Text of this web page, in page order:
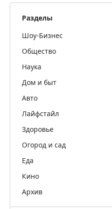
Разделы
Шоу-Бизнес
Общество
Наука
Дом и быт
Авто
Лайфстайл
Здоровье
Огород и сад
Еда
Кино
Архив